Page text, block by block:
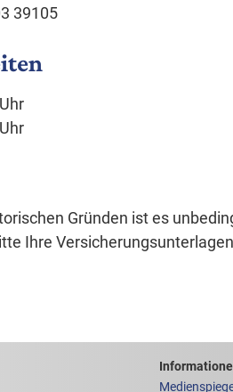
39105
Gründen ist es
Ihre
Links zu